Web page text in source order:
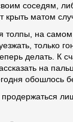
соседям,
крыть матом
толпы, на
только
делать. К
на
обошлось